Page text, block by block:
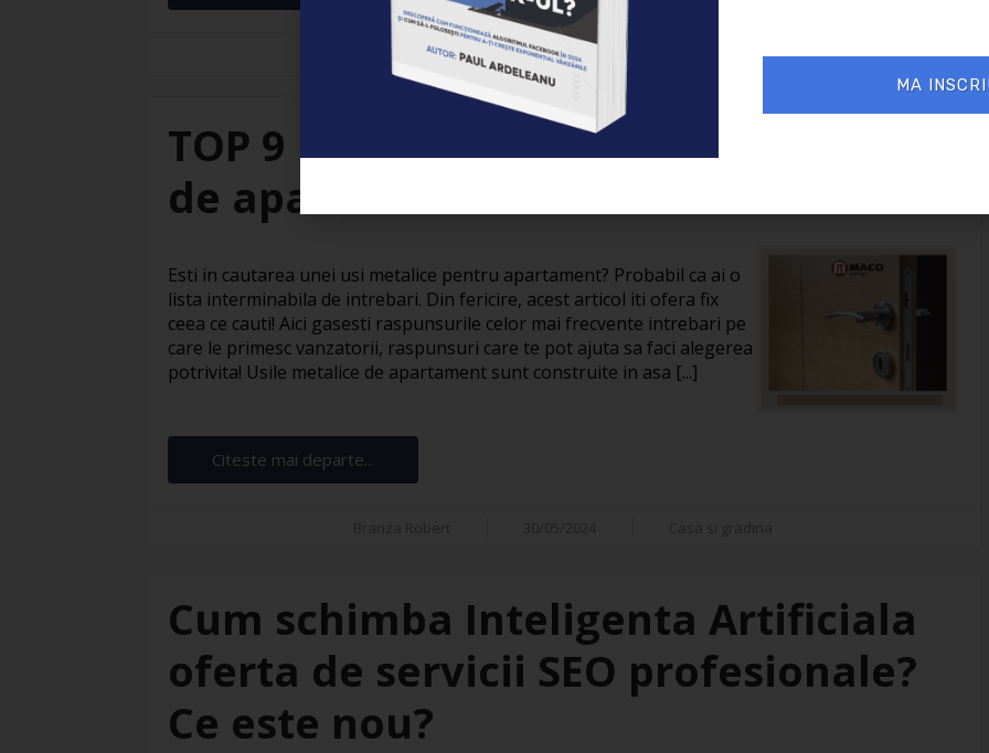
Branza Robert 30/05/2024
TOP 9 intrebari despre usile metalice
de apartament
Esti in cautarea unei usi metalice pentru apartament? Probabil ca ai o
lista interminabila de intrebari. Din fericire, acest articol iti ofera fix
ceea ce cauti! Aici gasesti raspunsurile celor mai frecvente intrebari pe
care le primesc vanzatorii, raspunsuri care te pot ajuta sa faci alegerea
potrivita! Usile metalice de apartament sunt construite in asa [...]
Citeste mai departe...
Cum schimba Inteligenta Artificiala
oferta de servicii SEO profesionale?
Ce este nou?
MA